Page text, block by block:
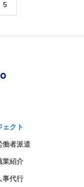
5
ェクト
働者派遣
業紹介
事代行